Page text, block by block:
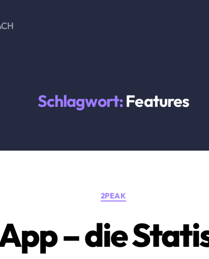
Schlagwort:Features
Kategorien
2PEAK
– die